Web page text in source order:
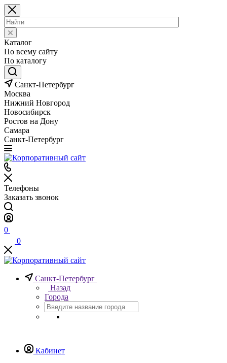
Каталог
По всему сайту
По каталогу
Санкт-Петербург
Москва
Нижний Новгород
Новосибирск
Ростов на Дону
Самара
Санкт-Петербург
Телефоны
Заказать звонок
0
0
Санкт-Петербург
Назад
Города
Кабинет